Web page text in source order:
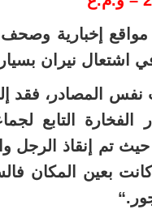
مواقع إخبارية
اشتعال نيران
المصادر، فقد
الفخارة التابع
حيث تم إنقاذ الرجل
بعين المكان
“.